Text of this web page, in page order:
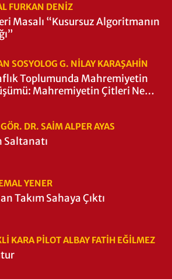
FURKAN DENİZ
Masalı “Kusursuz Algoritmanın
SOSYOLOG G. NILAY KARAŞAHİN
Toplumunda Mahremiyetin
Mahremiyetin Çitleri Ne
DR. SAIM ALPER AYAS
Saltanatı
YENER
Takım Sahaya Çıktı
KARA PILOT ALBAY FATIH EĞİLMEZ